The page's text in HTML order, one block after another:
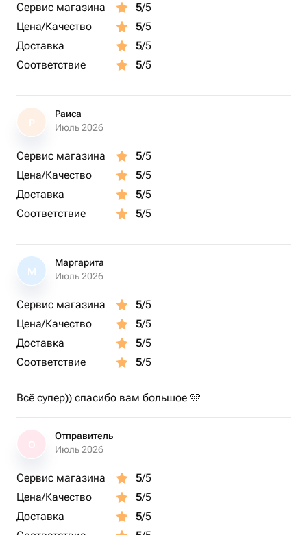
Сервис магазина 5/5
Цена/Качество
5/5
Доставка
5/5
Соответствие
5/5
Р
Раиса
Июль 2026
Сервис магазина 5/5
Цена/Качество
5/5
Доставка
5/5
Соответствие
5/5
М
Маргарита
Июль 2026
Сервис магазина 5/5
Цена/Качество
5/5
Доставка
5/5
Соответствие
5/5
Всё супер)) спасибо вам большое 🩷
Отправитель
Июль 2026
Сервис магазина 5/5
Цена/Качество
5/5
Доставка
5/5